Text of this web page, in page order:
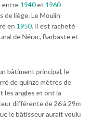
entre 1940et 1960
de liège. Le Moulin
en 1950. Il est racheté
de Nérac, Barbaste et
bâtiment principal, le
de quinze mètres de
les angles et ont la
différente de 26 à 29m
le bâtisseur aurait voulu